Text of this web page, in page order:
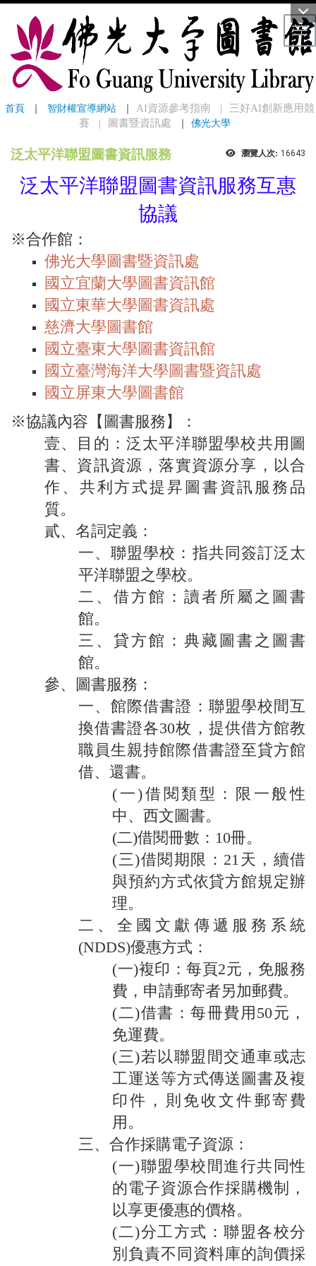
首頁 ｜ 智財權宣導網站 ｜ AI資源參考指南
三好AI創新應用競
賽
圖書暨資訊處 ｜ 佛光大學
瀏覽人次: 16643
泛太平洋聯盟圖書資訊服務
泛太平洋聯盟圖書資訊服務互惠
協議
※合作館：
佛光大學圖書暨資訊處
國立宜蘭大學圖書資訊館
國立東華大學圖書資訊處
慈濟大學圖書館
國立臺東大學圖書資訊館
國立臺灣海洋大學圖書暨資訊處
國立屏東大學圖書館
※協議內容【圖書服務】：
壹、目的：泛太平洋聯盟學校共用圖
書、資訊資源，落實資源分享，以合
作、共利方式提昇圖書資訊服務品
質。
貳、名詞定義：
一、聯盟學校：指共同簽訂泛太
平洋聯盟之學校。
二、借方館：讀者所屬之圖書
館。
三、貸方館：典藏圖書之圖書
館。
參、圖書服務：
一、館際借書證：聯盟學校間互
換借書證各30枚，提供借方館教
職員生親持館際借書證至貸方館
借、還書。
(一)借閱類型：限一般性
中、西文圖書。
(二)借閱冊數：10冊。
(三)借閱期限：21天，續借
與預約方式依貸方館規定辦
理。
二、全國文獻傳遞服務系統
(NDDS)優惠方式：
(一)複印：每頁2元，免服務
費，申請郵寄者另加郵費。
(二)借書：每冊費用50元，
免運費。
(三)若以聯盟間交通車或志
工運送等方式傳送圖書及複
印件，則免收文件郵寄費
用。
三、合作採購電子資源：
(一)聯盟學校間進行共同性
的電子資源合作採購機制，
以享更優惠的價格。
(二)分工方式：聯盟各校分
別負責不同資料庫的詢價採